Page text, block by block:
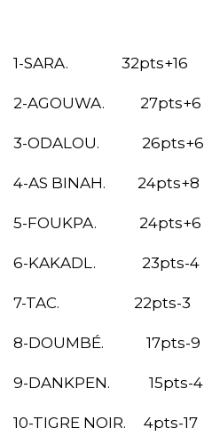
1-SARA. 32pts+16
2-AGOUWA. 27pts+6
3-ODALOU. 26pts+6
4-AS BINAH. 24pts+8
5-FOUKPA. 24pts+6
6-KAKADL. 23pts-4
7-TAC. 22pts-3
8-DOUMBÉ. 17pts-9
9-DANKPEN. 15pts-4
10-TIGRE NOIR. 4pts-17